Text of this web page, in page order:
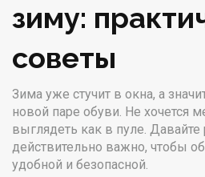
зиму:
советы
Зима уже стучит в окна, а
новой паре обуви. Не хочется
выглядеть как в пуле. Давайте
действительно важно, чтобы
удобной и безопасной.